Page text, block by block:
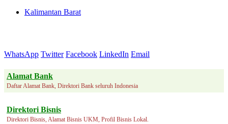
Kalimantan Barat
WhatsApp Twitter Facebook LinkedIn Email
Alamat Bank
Daftar Alamat Bank, Direktori Bank seluruh Indonesia
Direktori Bisnis
Direktori Bisnis, Alamat Bisnis UKM, Profil Bisnis Lokal.